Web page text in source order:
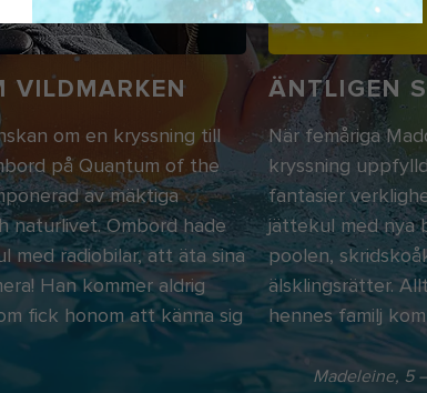
VILDMARKEN
om en kryssning till
på Quantum of the
av mäktiga
naturlivet. Ombord hade
med radiobilar, att äta sina
Han kommer aldrig
fick honom att känna sig
ÄNTLIGEN
När femåriga
kryssning
fantasier
jättekul med nya
poolen,
älsklingsrätter.
hennes familj
Madeleine, 5